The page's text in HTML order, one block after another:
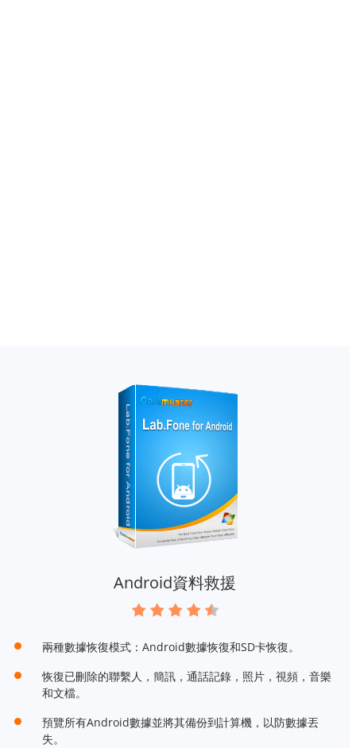
Android資料救援
兩種數據恢復模式：Android數據恢復和SD卡恢復。
恢復已刪除的聯繫人，簡訊，通話記錄，照片，視頻，音樂
和文檔。
預覽所有Android數據並將其備份到計算機，以防數據丟
失。